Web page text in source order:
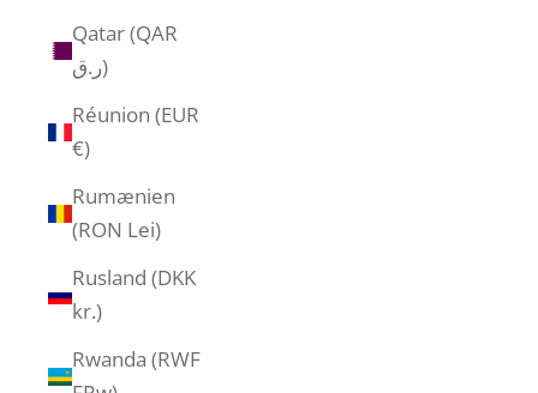
Qatar (QAR
ر.ق)
Réunion (EUR
€)
Rumænien
(RON Lei)
Rusland (DKK
kr.)
Rwanda (RWF